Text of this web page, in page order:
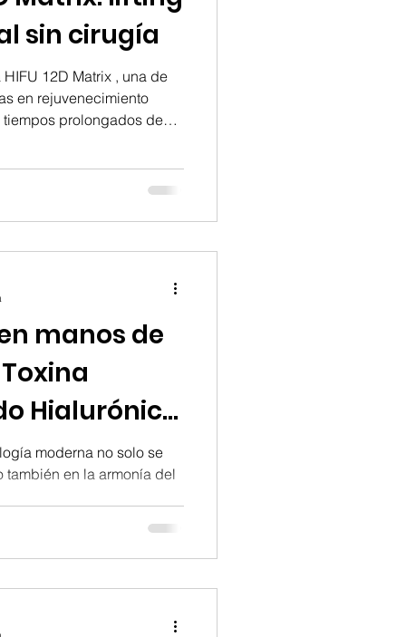
sin cirugía
12D Matrix , una de
en rejuvenecimiento
prolongados de
12D Matrix utiliza
y elastina , logrando u
manos de
Hialurónico
moderna no solo se
en la armonía del